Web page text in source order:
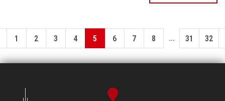
1 2 3 4 5 6 7 8 ... 31 32